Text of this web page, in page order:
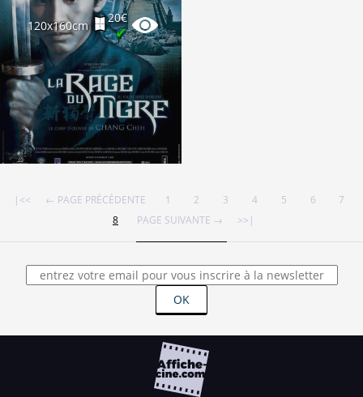
Thématiques
Partenaires
Vendre
120x160cm
20€
✔
|<< ← PAGE PRÉCÉDENTE 1 2 3 4 5 6
7
8
PAGE SUIVANTE → >>|
OK